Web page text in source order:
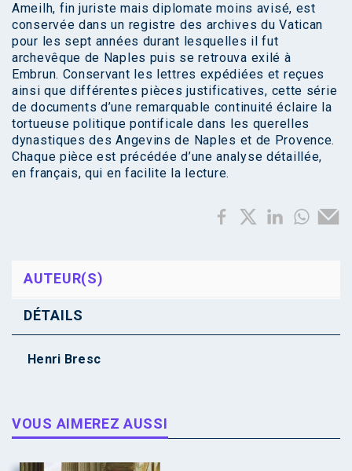
Ameilh, fin juriste mais diplomate moins avisé, est
conservée dans un registre des archives du Vatican
pour les sept années durant lesquelles il fut
archevêque de Naples puis se retrouva exilé à
Embrun. Conservant les lettres expédiées et reçues
ainsi que différentes pièces justificatives, cette série
de documents d’une remarquable continuité éclaire la
tortueuse politique pontificale dans les querelles
dynastiques des Angevins de Naples et de Provence.
Chaque pièce est précédée d’une analyse détaillée,
en français, qui en facilite la lecture.
AUTEUR(S)
DÉTAILS
Henri Bresc
VOUS AIMEREZ AUSSI